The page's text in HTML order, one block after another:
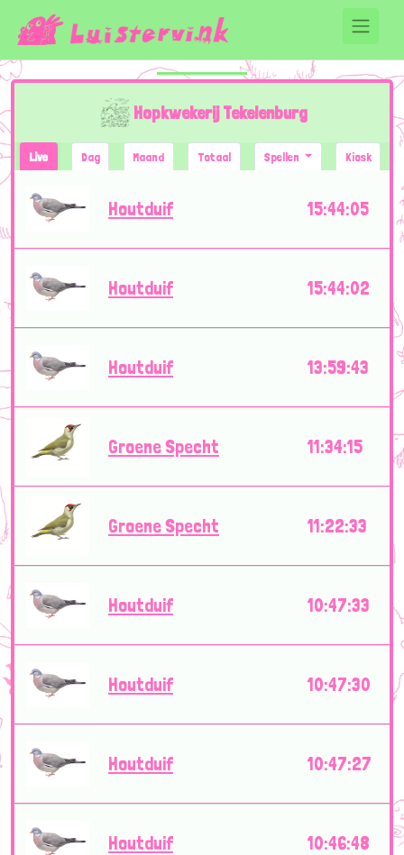
Hopkwekerij Tekelenburg
Live Dag Maand Totaal Spellen Kiosk
Houtduif 15:44:05
Houtduif 15:44:02
Houtduif 13:59:43
Groene Specht 11:34:15
Groene Specht 11:22:33
Houtduif 10:47:33
Houtduif 10:47:30
Houtduif 10:47:27
Houtduif 10:46:48